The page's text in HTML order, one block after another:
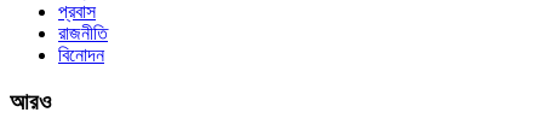
প্রবাস
রাজনীতি
বিনোদন
আরও